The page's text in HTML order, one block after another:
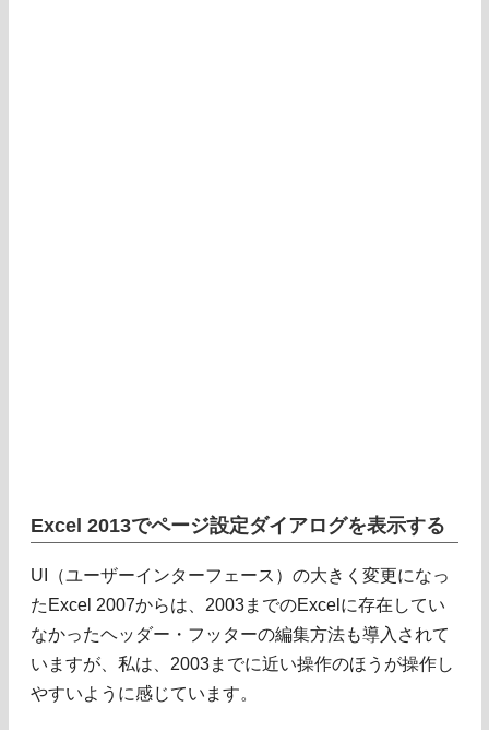
Excel 2013でページ設定ダイアログを表示する
UI（ユーザーインターフェース）の大きく変更になっ
たExcel 2007からは、2003までのExcelに存在してい
なかったヘッダー・フッターの編集方法も導入されて
いますが、私は、2003までに近い操作のほうが操作し
やすいように感じています。